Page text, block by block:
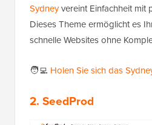
Sydneyvereint Einfachheit mit
Dieses Theme ermöglicht es
schnelle Websites ohne
🧑‍💻 Holen Sie sich das
2. SeedProd